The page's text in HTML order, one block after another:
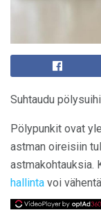
Suhtaudu
Pölypunkit ovat
astman oireisiin
astmakohtauksia.
hallinta voi